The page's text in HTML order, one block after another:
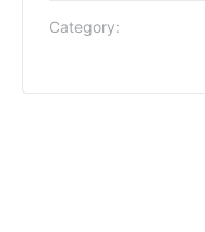
Category: